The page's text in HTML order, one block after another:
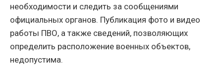
необходимости и следить за сообщениями
официальных органов. Публикация фото и видео
работы ПВО, а также сведений, позволяющих
определить расположение военных объектов,
недопустима.